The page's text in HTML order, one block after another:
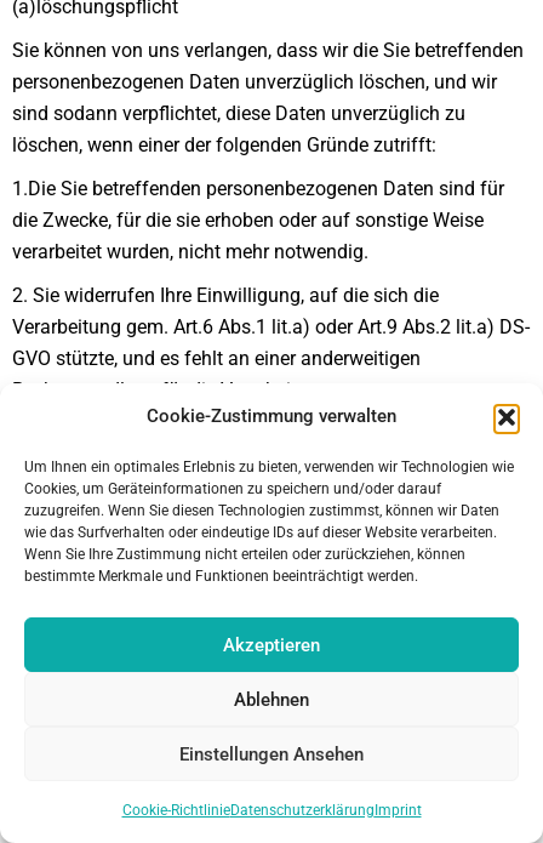
Cookie-Zustimmung verwalten
Um Ihnen ein optimales Erlebnis zu bieten, verwenden wir Technologien wie
Cookies, um Geräteinformationen zu speichern und/oder darauf
zuzugreifen. Wenn Sie diesen Technologien zustimmst, können wir Daten
wie das Surfverhalten oder eindeutige IDs auf dieser Website verarbeiten.
Wenn Sie Ihre Zustimmung nicht erteilen oder zurückziehen, können
bestimmte Merkmale und Funktionen beeinträchtigt werden.
Akzeptieren
Ablehnen
Einstellungen Ansehen
Cookie-RichtlinieDatenschutzerklärung Imprint
(a)löschungspflicht
Sie können von uns verlangen, dass wir die Sie betreffenden
personenbezogenen Daten unverzüglich löschen, und wir
sind sodann verpflichtet, diese Daten unverzüglich zu
löschen, wenn einer der folgenden Gründe zutrifft:
1.Die Sie betreffenden personenbezogenen Daten sind für
die Zwecke, für die sie erhoben oder auf sonstige Weise
verarbeitet wurden, nicht mehr notwendig.
2. Sie widerrufen Ihre Einwilligung, auf die sich die
Verarbeitung gem. Art.6 Abs.1 lit.a) oder Art.9 Abs.2 lit.a) DS-
GVO stützte, und es fehlt an einer anderweitigen
Rechtsgrundlage für die Verarbeitung.
3. Sie legen gem. Art.21 Abs.1 DS-GVO Widerspruch gegen
die Verarbeitung ein und es liegen keine vorrangigen
berechtigten Gründe für die Verarbeitung vor, oder Sie legen
gem. Art.21 Abs.2 DS-GVO Widerspruch gegen die
Verarbeitung ein.
unrechtmäßig verarbeitet.
5. Die Löschung der Sie betreffenden personenbezogenen
Daten ist zur Erfüllung einer rechtlichen Verpflichtung nach
dem Unionsrecht oder dem Recht der Mitgliedstaaten
6. Die Sie betreffenden personenbezogenen Daten wurden in